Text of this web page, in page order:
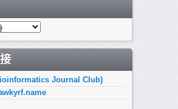
Journal Club)